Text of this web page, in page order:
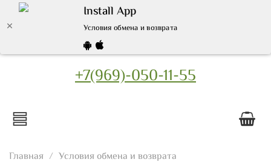
Install App
Условия обмена и возврата
+7(969)-050-11-55
Главная
Условия обмена и возврата